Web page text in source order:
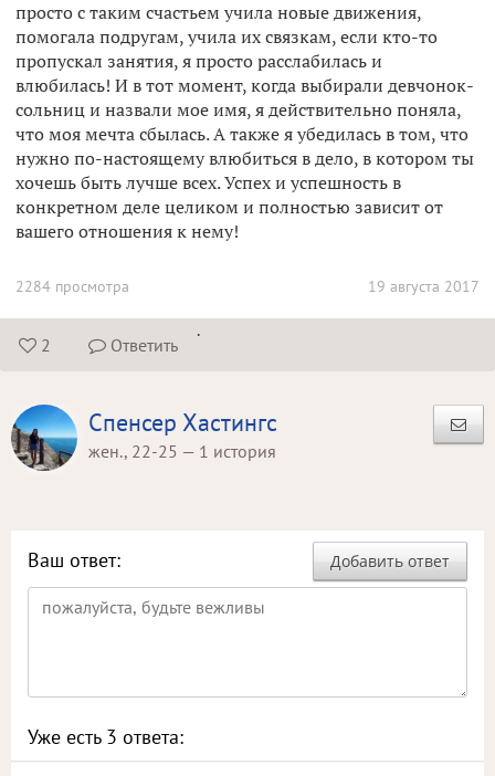
просто с таким счастьем учила новые движения,
помогала подругам, учила их связкам, если кто-то
пропускал занятия, я просто расслабилась и
влюбилась! И в тот момент, когда выбирали девчонок-
сольниц и назвали мое имя, я действительно поняла,
что моя мечта сбылась. А также я убедилась в том, что
нужно по-настоящему влюбиться в дело, в котором ты
хочешь быть лучше всех. Успех и успешность в
конкретном деле целиком и полностью зависит от
вашего отношения к нему!
19 августа 2017
2284 просмотра
 2  Ответить
.
Спенсер Хастингс
жен., 22-25 — 1 история
Добавить ответ
Ваш ответ:
Уже есть 3 ответа: